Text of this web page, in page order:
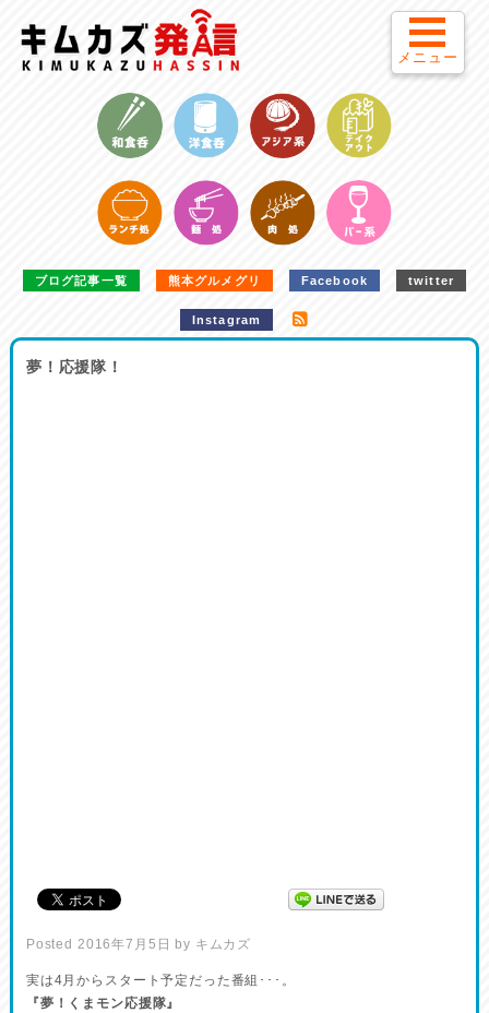
ブログ記事一覧 熊本グルメグリ Facebook twitter
Instagram
夢！応援隊！
Posted 2016年7月5日 by キムカズ
実は4月からスタート予定だった番組･･･。
『夢！くまモン応援隊』
メニュー